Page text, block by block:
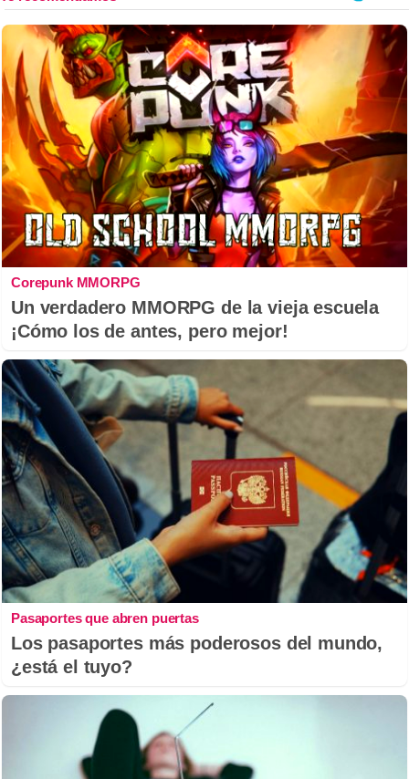
Corepunk MMORPG
Un verdadero MMORPG de la vieja escuela
¡Cómo los de antes, pero mejor!
Pasaportes que abren puertas
Los pasaportes más poderosos del mundo,
¿está el tuyo?